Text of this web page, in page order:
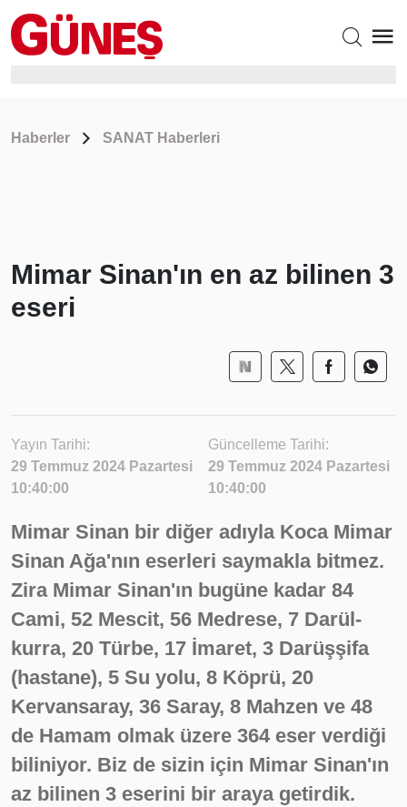
Haberler SANAT Haberleri
Mimar Sinan'ın en az bilinen 3
eseri
Yayın Tarihi:
29 Temmuz 2024 Pazartesi
10:40:00
Güncelleme Tarihi:
29 Temmuz 2024 Pazartesi
10:40:00
Mimar Sinan bir diğer adıyla Koca Mimar
Sinan Ağa'nın eserleri saymakla bitmez.
Zira Mimar Sinan'ın bugüne kadar 84
Cami, 52 Mescit, 56 Medrese, 7 Darül-
kurra, 20 Türbe, 17 İmaret, 3 Darüşşifa
(hastane), 5 Su yolu, 8 Köprü, 20
Kervansaray, 36 Saray, 8 Mahzen ve 48
de Hamam olmak üzere 364 eser verdiği
biliniyor. Biz de sizin için Mimar Sinan'ın
az bilinen 3 eserini bir araya getirdik.